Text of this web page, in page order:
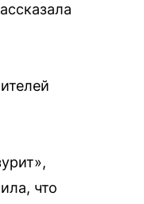
что